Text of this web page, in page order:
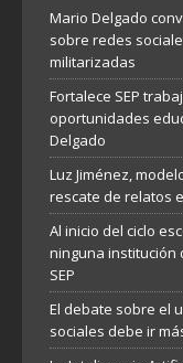
Mario Delgado
sobre redes
militarizadas
Fortalece SEP
oportunidades
Delgado
Luz Jiménez,
rescate de relatos
Al inicio del ciclo
ninguna institución
SEP
El debate sobre el
sociales debe ir